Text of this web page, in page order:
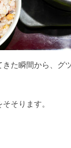
きた瞬間から、グ
そります。